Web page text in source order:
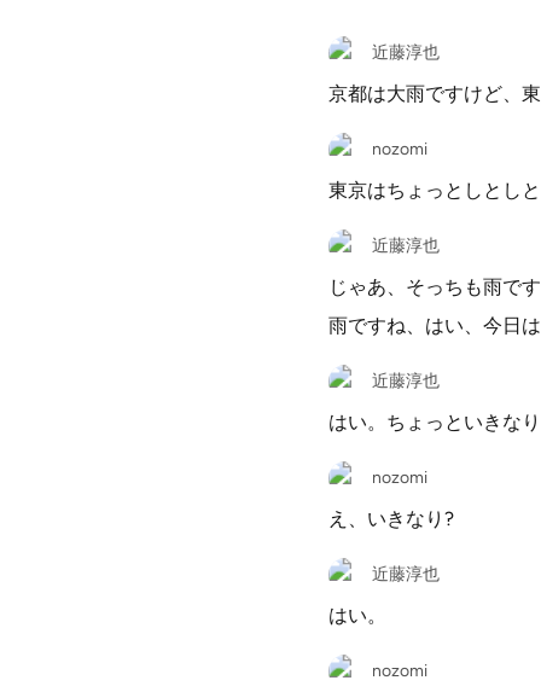
近藤淳也
京都は大雨ですけど、
nozomi
東京はちょっとしとし
近藤淳也
じゃあ、そっちも雨で
雨ですね、はい、今日
近藤淳也
はい。ちょっといきな
nozomi
え、いきなり?
近藤淳也
はい。
nozomi